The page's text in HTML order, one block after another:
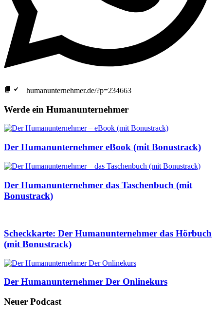
humanunternehmer.de/?p=234663
Werde ein Humanunternehmer
Der Humanunternehmer eBook (mit Bonustrack)
Der Humanunternehmer das Taschenbuch (mit
Bonustrack)
Scheckkarte: Der Humanunternehmer das Hörbuch
(mit Bonustrack)
Der Humanunternehmer Der Onlinekurs
Neuer Podcast